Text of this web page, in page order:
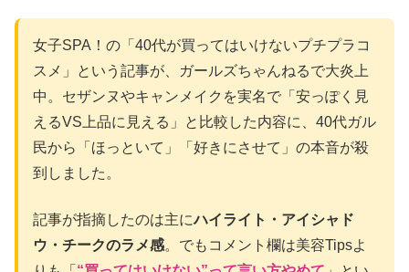
女子SPA！の「40代が買ってはいけないプチプラコ
スメ」という記事が、ガールズちゃんねるで大炎上
中。セザンヌやキャンメイクを実名で「安っぽく見
えるVS上品に見える」と比較した内容に、40代ガル
民から「ほっといて」「好きにさせて」の本音が殺
到しました。
記事が指摘したのは主にハイライト・アイシャド
ウ・チークのラメ感。でもコメント欄は美容Tipsよ